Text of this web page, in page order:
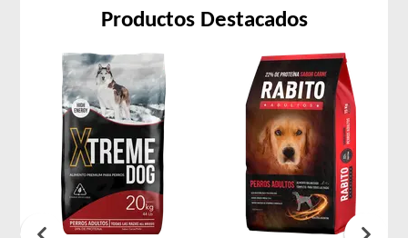
Productos Destacados